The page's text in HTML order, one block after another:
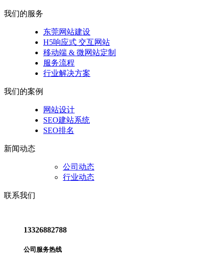
我们的服务
东莞网站建设
H5响应式 交互网站
移动端 & 微网站定制
服务流程
行业解决方案
我们的案例
网站设计
SEO建站系统
SEO排名
新闻动态
公司动态
行业动态
联系我们
13326882788
公司服务热线